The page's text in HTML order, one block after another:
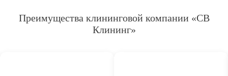
Преимущества клининговой компании «СВ
Клининг»